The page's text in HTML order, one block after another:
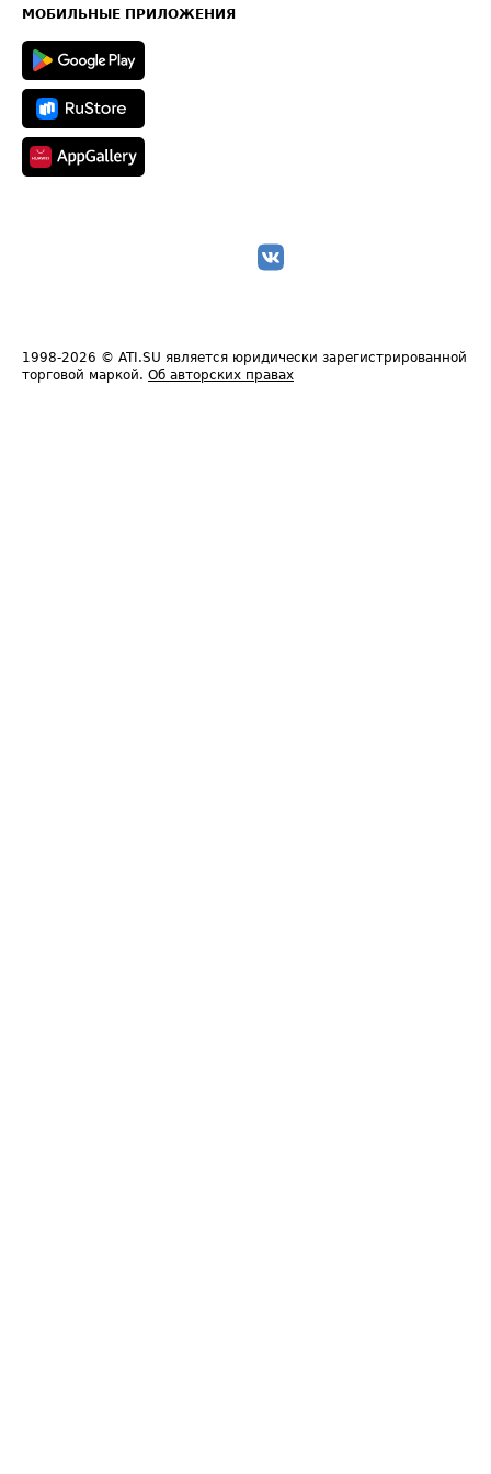
Техническая информация
МОБИЛЬНЫЕ ПРИЛОЖЕНИЯ
1998-2026 © ATI.SU является юридически зарегистрированной
торговой маркой. Об авторских правах